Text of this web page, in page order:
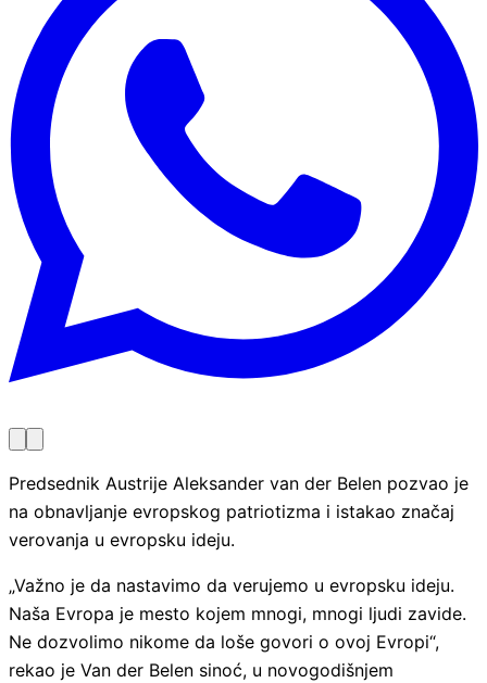
Predsednik Austrije Aleksander van der Belen pozvao je
na obnavljanje evropskog patriotizma i istakao značaj
verovanja u evropsku ideju.
„Važno je da nastavimo da verujemo u evropsku ideju.
Naša Evropa je mesto kojem mnogi, mnogi ljudi zavide.
Ne dozvolimo nikome da loše govori o ovoj Evropi“,
rekao je Van der Belen sinoć, u novogodišnjem